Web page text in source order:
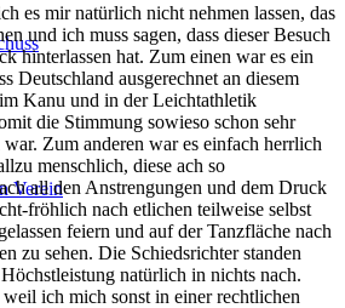
Verein
es mir natürlich nicht nehmen lassen, das
und ich muss sagen, dass dieser Besuch
hinterlassen hat. Zum einen war es ein
Deutschland ausgerechnet an diesem
Kanu und in der Leichtathletik
die Stimmung sowieso schon sehr
Zum anderen war es einfach herrlich
menschlich, diese ach so
all den Anstrengungen und dem Druck
fröhlich nach etlichen teilweise selbst
feiern und auf der Tanzfläche nach
zu sehen. Die Schiedsrichter standen
natürlich in nichts nach.
ich mich sonst in einer rechtlichen